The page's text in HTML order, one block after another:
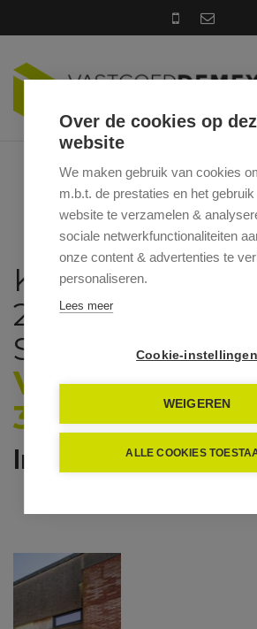
25, 8700
VRAAGPRIJS:
329.000
In optie
Over de cookies op
website
We maken gebruik van cookies
m.b.t. de prestaties en het
website te verzamelen &
sociale netwerkfunctionaliteiten
onze content & advertenties te
personaliseren.
Lees meer
Cookie-instellingen
WEIGEREN
ALLE COOKIES